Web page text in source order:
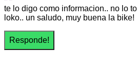
te lo digo como informacion.. no lo
loko.. un saludo, muy buena la bike!